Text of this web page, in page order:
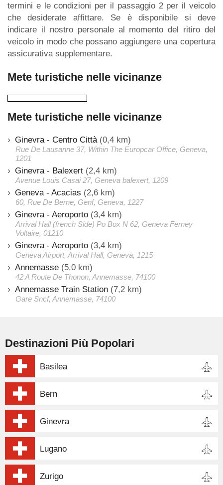
termini e le condizioni per il passaggio 2 per il veicolo
che desiderate affittare. Se è disponibile si deve
indicare il nostro personale al momento del ritiro del
veicolo in modo che possano aggiungere una copertura
assicurativa supplementare.
Mete turistiche nelle vicinanze
Mete turistiche nelle vicinanze
Ginevra - Centro Città (0,4 km)
Rue De Lausanne 37, Within The Europcar Office, Geneva,
1201
Ginevra - Balexert (2,4 km)
Avenue Louis Casai 27, Geneva balexert, 1209
Geneva - Acacias (2,6 km)
60, Rue De Berne, Genf, Geneva, 1227
Ginevra - Aeroporto (3,4 km)
Arrival Hall (french Side) Po Box N 62, Geneva Ferney
Voltaire, 01210
Ginevra - Aeroporto (3,4 km)
Geneva Airport, Arrival Hall, Geneva, 1215
Annemasse (5,0 km)
42 A Route De Thonon, Annemasse, 74100
Annemasse Train Station (7,2 km)
Gare Sncf, Annemasse, 74100
Destinazioni Più Popolari
Basilea
Bern
Ginevra
Lugano
Zurigo